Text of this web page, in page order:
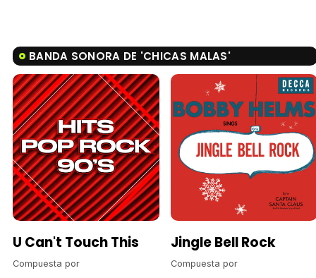
BANDA SONORA DE 'CHICAS MALAS'
U Can't Touch This
Compuesta por
Jingle Bell Rock
Compuesta por